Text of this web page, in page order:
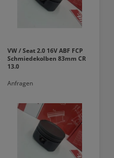
VW / Seat 2.0 16V ABF FCP
Schmiedekolben 83mm CR
13.0
Anfragen